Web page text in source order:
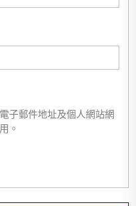
子郵件地址及個人網站網
。